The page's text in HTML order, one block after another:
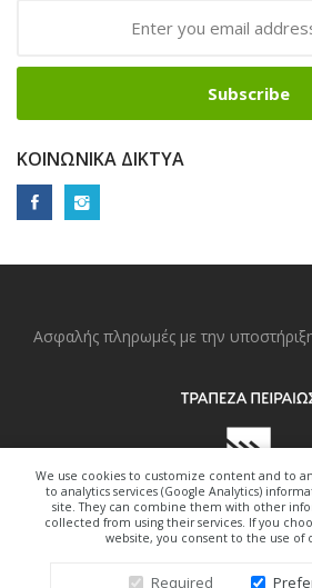
We use cookies to customize content and to
to analytics services (Google Analytics)
site. They can combine them with other
collected from using their services. If you
website, you consent to the use of
Required
Subscribe
ΚΟΙΝΩΝΙΚΆ ΔΊΚΤΥΑ
Ασφαλής πληρωμές με την
Copyright © 2022. All Right